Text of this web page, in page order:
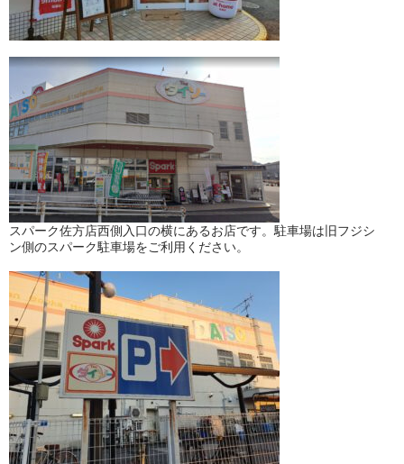
スパーク佐方店西側入口の横にあるお店です。駐車場は旧フジシ
ン側のスパーク駐車場をご利用ください。